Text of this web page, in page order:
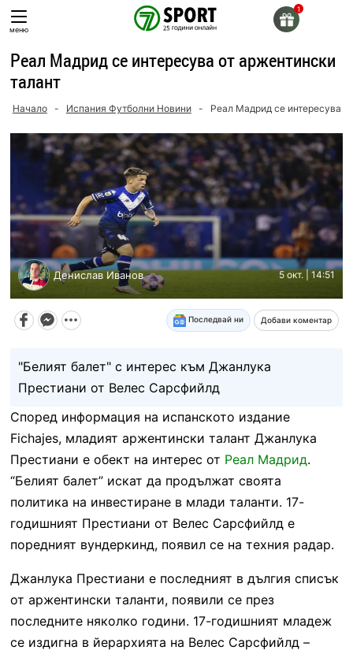
Skip
toменю
Реал Мадрид се интересува от аржентински
талант
Начало - Испания Футболни Новини - Реал Мадрид се интересува
Денислав Иванов 5 окт. | 14:51
Последвай ни Добави коментар
"Белият балет" с интерес към Джанлука
Престиани от Велес Сарсфийлд
Според информация на испанското издание
Fichajes, младият аржентински талант Джанлука
Престиани е обект на интерес от Реал Мадрид.
“Белият балет” искат да продължат своята
политика на инвестиране в млади таланти. 17-
годишният Престиани от Велес Сарсфийлд е
поредният вундеркинд, появил се на техния радар.
Джанлука Престиани е последният в дългия списък
от аржентински таланти, появили се през
последните няколко години. 17-годишният младеж
се издигна в йерархията на Велес Сарсфийлд –